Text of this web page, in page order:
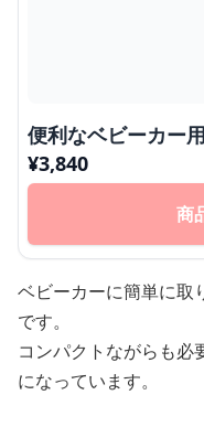
便利なベビーカー
¥3,840
商
ベビーカーに簡単に取
です。
コンパクトながらも必
になっています。